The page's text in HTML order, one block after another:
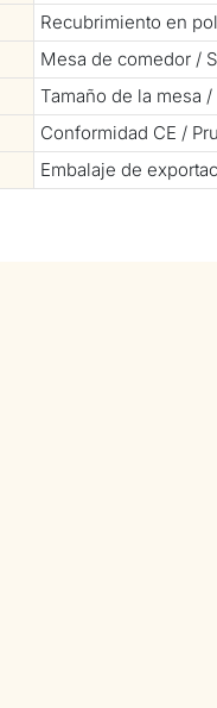
Recubrimiento en
Mesa de comedor /
Tamaño de la mesa
Conformidad CE /
Embalaje de